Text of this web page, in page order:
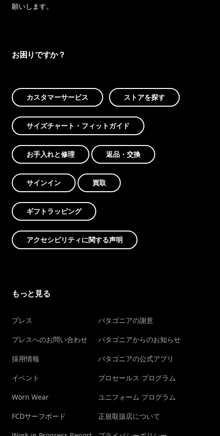
願いします。
お困りですか？
カスタマーサービス ストアを探す
サイズチャート・フィットガイド
お手入れと修理 返品・交換
サインイン 買取
ギフトラッピング
アクセシビリティに関する声明
もっと見る
プレス
プレスへのお問い合わせ
採用情報
イベント
Worn Wear
FCDサーフボード
パタゴニアの謝意
パタゴニアからのお知らせ
パタゴニアの公式アプリ
プロセールス プログラム
ユニフォーム プログラム
正規取扱店について